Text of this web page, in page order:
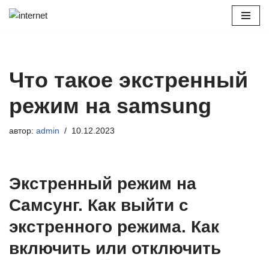
Что такое экстренный
режим на samsung
автор: admin 10.12.2023
Экстренный режим на
Самсунг. Как выйти с
экстренного режима. Как
включить или отключить